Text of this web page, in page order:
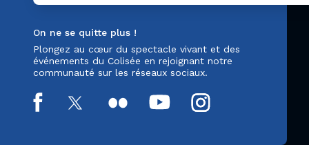
On ne se quitte plus !
Plongez au cœur du spectacle vivant et des
événements du Colisée en rejoignant notre
communauté sur les réseaux sociaux.